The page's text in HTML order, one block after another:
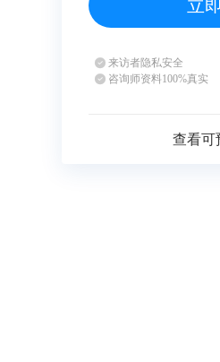
立
来访者隐私安全
咨询师资料100%真实
查看可